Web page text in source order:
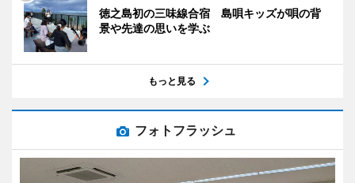
徳之島初の三味線合宿 島唄キッズが唄の背
景や先達の思いを学ぶ
もっと見る
フォトフラッシュ